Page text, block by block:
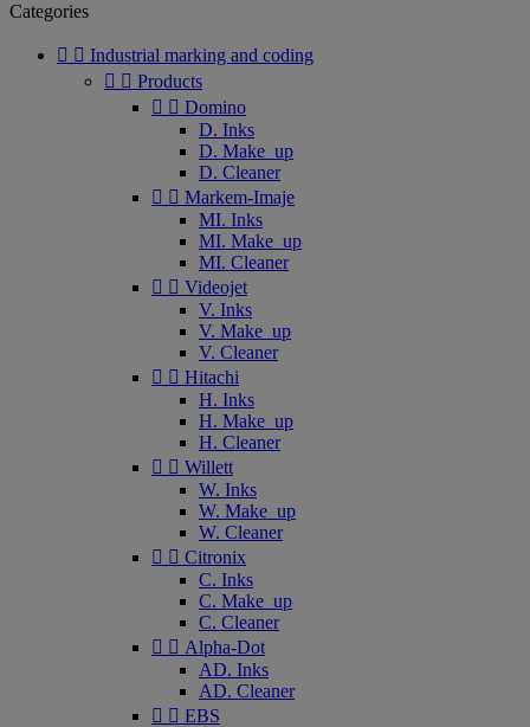
Categories
  Industrial marking and coding
  Products
  Domino
D. Inks
D. Make_up
D. Cleaner
  Markem-Imaje
MI. Inks
MI. Make_up
MI. Cleaner
  Videojet
V. Inks
V. Make_up
V. Cleaner
  Hitachi
H. Inks
H. Make_up
H. Cleaner
  Willett
W. Inks
W. Make_up
W. Cleaner
  Citronix
C. Inks
C. Make_up
C. Cleaner
  Alpha-Dot
AD. Inks
AD. Cleaner
  EBS